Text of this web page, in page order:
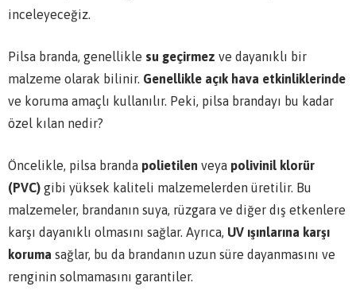
inceleyeceğiz.
Pilsa branda, genellikle su geçirmez ve dayanıklı bir
malzeme olarak bilinir. Genellikle açık hava etkinliklerinde
ve koruma amaçlı kullanılır. Peki, pilsa brandayı bu kadar
özel kılan nedir?
Öncelikle, pilsa branda polietilen veya polivinil klorür
(PVC) gibi yüksek kaliteli malzemelerden üretilir. Bu
malzemeler, brandanın suya, rüzgara ve diğer dış etkenlere
karşı dayanıklı olmasını sağlar. Ayrıca, UV ışınlarına karşı
koruma sağlar, bu da brandanın uzun süre dayanmasını ve
renginin solmamasını garantiler.